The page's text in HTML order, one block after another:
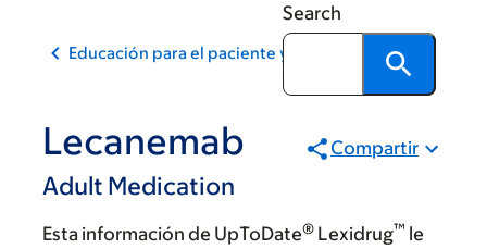
Search
Educación para el paciente y la comunidad
Lecanemab
Adult Medication
Compartir
Esta información de UpToDate® Lexidrug™ le